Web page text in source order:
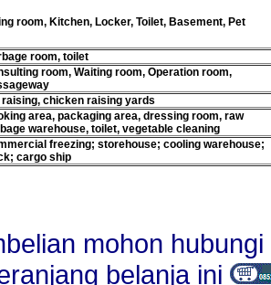
room, Kitchen, Locker, Toilet, Basement, Pet
room, toilet
room, Waiting room, Operation room,
raising, chicken raising yards
area, packaging area, dressing room, raw
warehouse, toilet, vegetable cleaning
freezing; storehouse; cooling warehouse;
cargo ship
mohon
belanja ini